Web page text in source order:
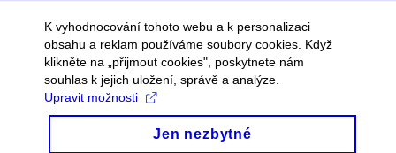
K vyhodnocování tohoto webu a k personalizaci
obsahu a reklam používáme soubory cookies. Když
klikněte na „přijmout cookies", poskytnete nám
souhlas k jejich uložení, správě a analýze.
Upravit možnosti
Jen nezbytné